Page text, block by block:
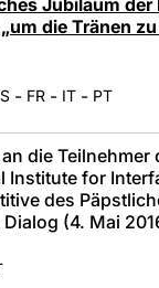
die Tränen
- FR - IT - PT
die Teilnehmer
Institute for
des
(4. Mai